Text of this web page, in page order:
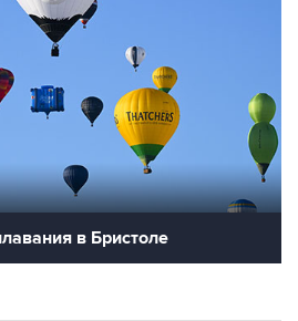
в Бристоле